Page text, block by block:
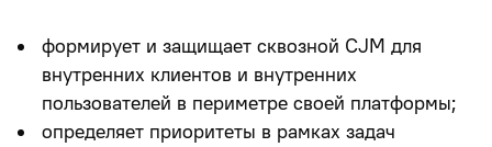
формирует и защищает сквозной CJM для
внутренних клиентов и внутренних
пользователей в периметре своей платформы;
определяет приоритеты в рамках задач